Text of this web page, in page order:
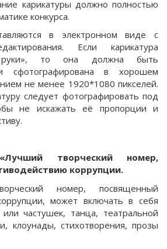
карикатуры должно полностью
конкурса.
в электронном виде с
Если карикатура
то она должна быть
сфотографирована в хорошем
не менее 1920*1080 пикселей.
следует фотографировать под
не искажать её пропорции и
«Лучший творческий номер,
водействию коррупции.
номер, посвященный
может включать в себя
или частушек, танца, театральной
клоунады, стихотворения, прозы